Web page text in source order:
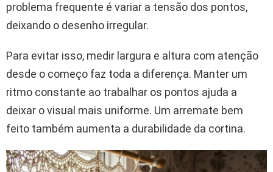
problema frequente é variar a tensão dos pontos,
deixando o desenho irregular.
Para evitar isso, medir largura e altura com atenção
desde o começo faz toda a diferença. Manter um
ritmo constante ao trabalhar os pontos ajuda a
deixar o visual mais uniforme. Um arremate bem
feito também aumenta a durabilidade da cortina.